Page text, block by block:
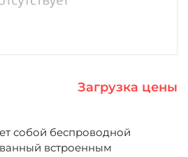
Загрузка цены
собой беспроводной
встроенным